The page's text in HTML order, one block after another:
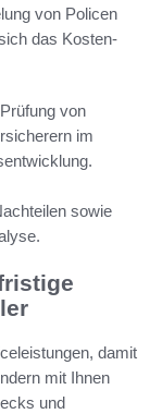
von Policen
das Kosten-
von
im
sowie
damit
mit Ihnen
und